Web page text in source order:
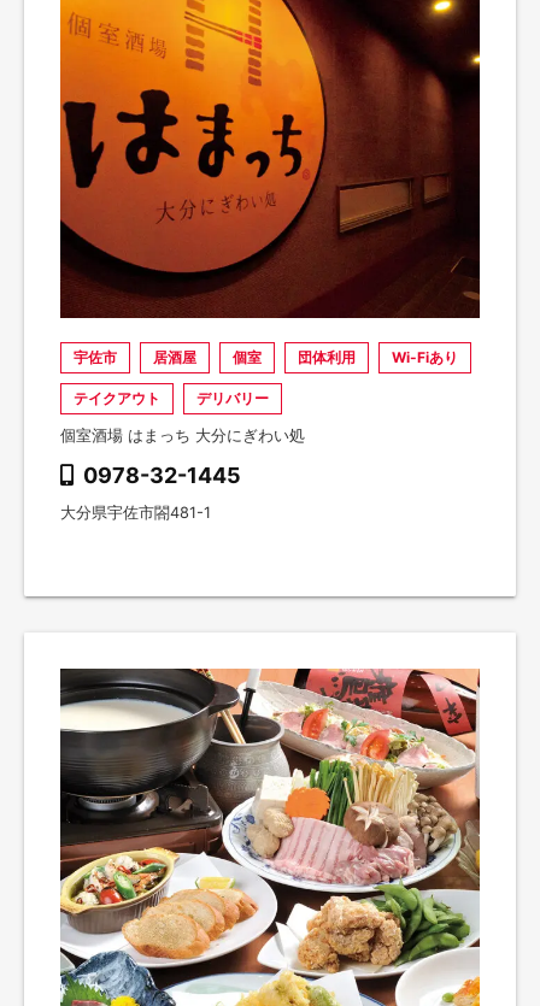
宇佐市 居酒屋 個室 団体利用 Wi-Fiあり
テイクアウト デリバリー
個室酒場 はまっち 大分にぎわい処
0978-32-1445
大分県宇佐市閤481-1